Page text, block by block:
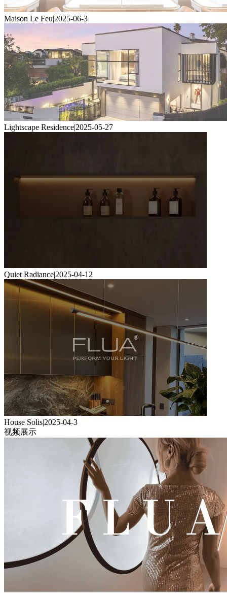
Maison Le Feu|2025-06-3
Lightscape Residence|2025-05-27
Quiet Radiance|2025-04-12
House Solis|2025-04-3
视频展示